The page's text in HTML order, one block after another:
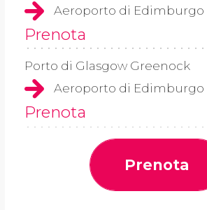
Aeroporto di Edimburgo
Prenota
Porto di Glasgow Greenock
Aeroporto di Edimburgo
Prenota
Prenota